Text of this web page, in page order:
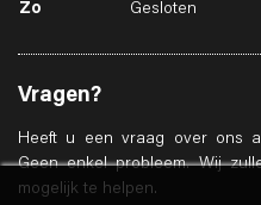
Zo
Gesloten
Vragen?
Heeft u een vraag over ons
Geen enkel probleem. Wij
mogelijk te helpen.